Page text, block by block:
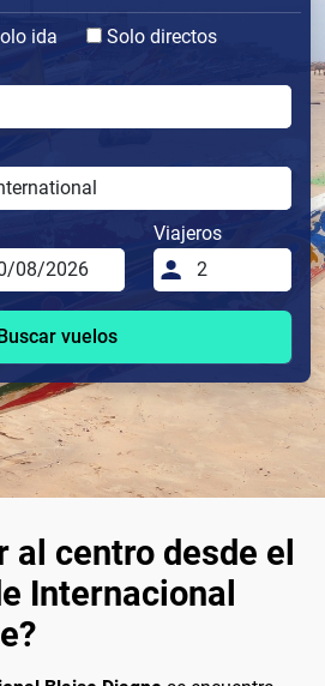
ida
Solo directos
Viajeros
Buscar vuelos
al centro desde el
Internacional